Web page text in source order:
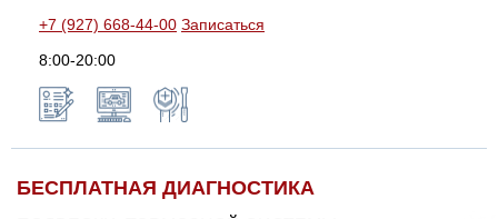
+7 (927) 668-44-00 Записаться
8:00-20:00
БЕСПЛАТНАЯ ДИАГНОСТИКА